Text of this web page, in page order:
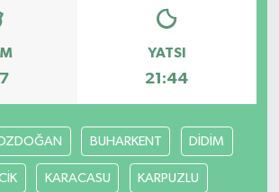
YATSI
21:44
BUHARKENT DİDİM
KARACASU KARPUZLU